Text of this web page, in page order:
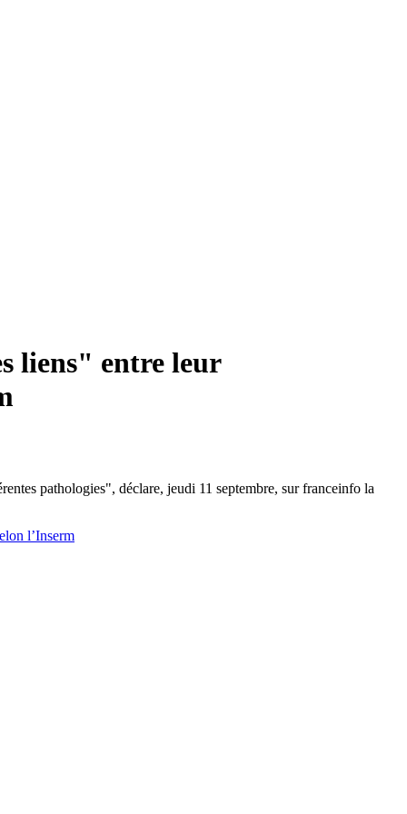
liens" entre leur
pathologies", déclare, jeudi 11 septembre, sur franceinfo la
l’Inserm